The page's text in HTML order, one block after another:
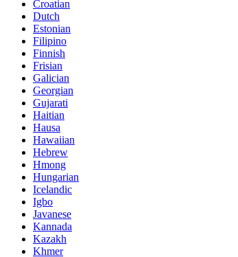
Croatian
Dutch
Estonian
Filipino
Finnish
Frisian
Galician
Georgian
Gujarati
Haitian
Hausa
Hawaiian
Hebrew
Hmong
Hungarian
Icelandic
Igbo
Javanese
Kannada
Kazakh
Khmer